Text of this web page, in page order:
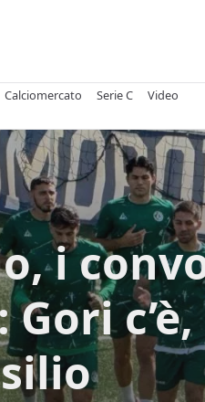
Calciomercato Serie C
Video
i